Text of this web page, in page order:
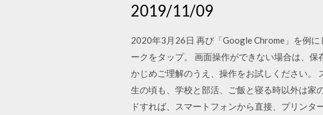
2019/11/09
2020年3月26日 再び「Google Chrome」を例
ークをタップ。 画面操作ができない場合は、
かじめご理解のうえ、操作をお試しください。
生の頃も、学校と部活、ご飯と寝る時以外は家
ドすれば、スマートフォンから直接、プリン